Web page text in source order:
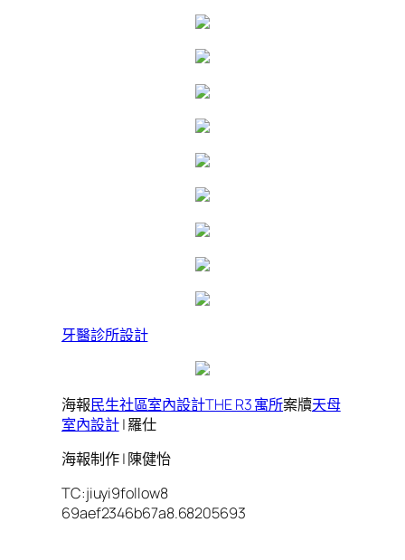
牙醫診所設計
海報民生社區室內設計THE R3 寓所案牘天母
室內設計| 羅仕
海報制作 | 陳健怡
TC:jiuyi9follow8
69aef2346b67a8.68205693